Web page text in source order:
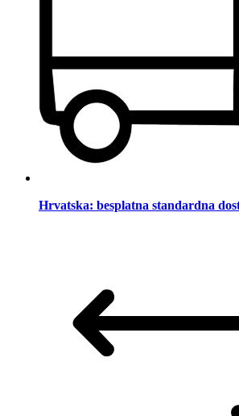
Hrvatska: besplatna standardna